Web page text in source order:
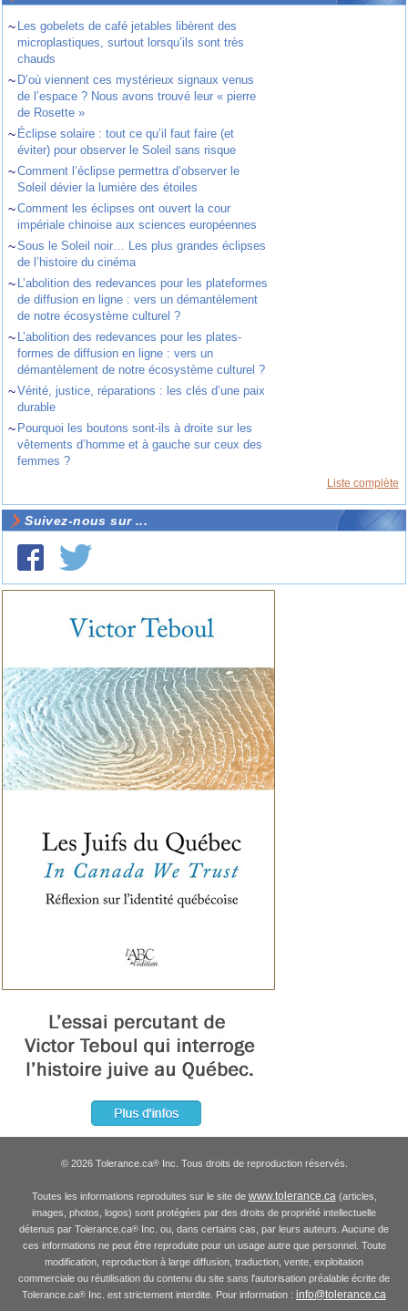
~ Les gobelets de café jetables libèrent des
microplastiques, surtout lorsqu’ils sont très
chauds
~ D’où viennent ces mystérieux signaux venus
de l’espace ? Nous avons trouvé leur « pierre
de Rosette »
~ Éclipse solaire : tout ce qu’il faut faire (et
éviter) pour observer le Soleil sans risque
~Comment l’éclipse permettra d’observer le
Soleil dévier la lumière des étoiles
~Comment les éclipses ont ouvert la cour
impériale chinoise aux sciences européennes
~Sous le Soleil noir… Les plus grandes éclipses
de l’histoire du cinéma
~ L’abolition des redevances pour les plateformes
de diffusion en ligne : vers un démantèlement
de notre écosystème culturel ?
~ L’abolition des redevances pour les plates-
formes de diffusion en ligne : vers un
démantèlement de notre écosystème culturel ?
~Vérité, justice, réparations : les clés d’une paix
durable
~ Pourquoi les boutons sont-ils à droite sur les
vêtements d’homme et à gauche sur ceux des
femmes ?
Liste complète
Suivez-nous sur ...
© 2026 Tolerance.ca®Inc. Tous droits de reproduction réservés.
Toutes les informations reproduites sur le site de www.tolerance.ca (articles,
images, photos, logos) sont protégées par des droits de propriété intellectuelle
détenus par Tolerance.ca® Inc. ou, dans certains cas, par leurs auteurs. Aucune de
ces informations ne peut être reproduite pour un usage autre que personnel. Toute
modification, reproduction à large diffusion, traduction, vente, exploitation
commerciale ou réutilisation du contenu du site sans l'autorisation préalable écrite de
Tolerance.ca® Inc. est strictement interdite. Pour information : info@tolerance.ca